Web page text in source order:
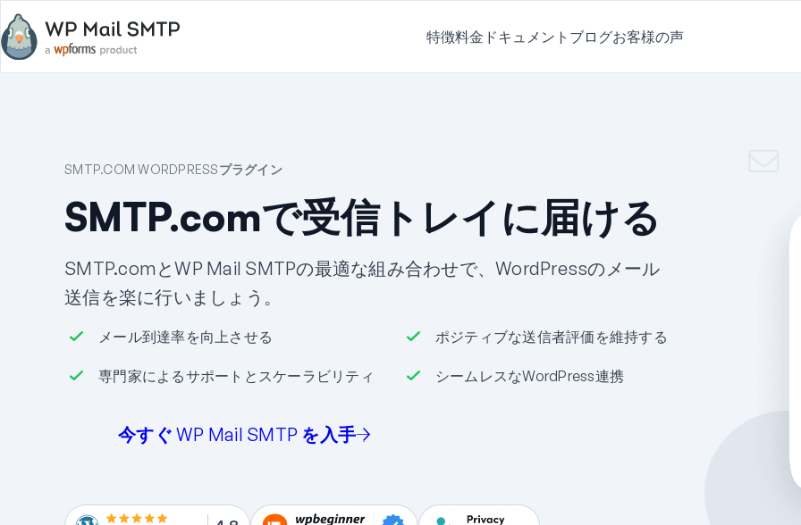
特徴料金 ドキュメント ブログお客様の声
SMTP.COM WORDPRESSプラグイン
SMTP.comで受信トレイに届ける
SMTP.comとWP Mail SMTPの最適な組み合わせで、WordPressのメール
送信を楽に行いましょう。
メール到達率を向上させる ポジティブな送信者評価を維持する
専門家によるサポートとスケーラビリティ シームレスなWordPress連携
今すぐ WP Mail SMTP を入手